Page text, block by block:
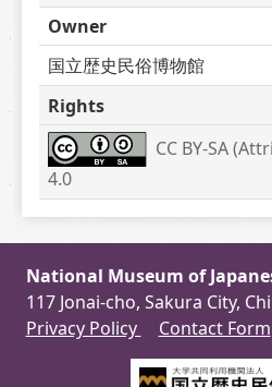
Owner
国立歴史民俗博物館
Rights
CC BY-SA
4.0
National Museum of
117 Jonai-cho, Sakura City,
Privacy Policy
Contact Form